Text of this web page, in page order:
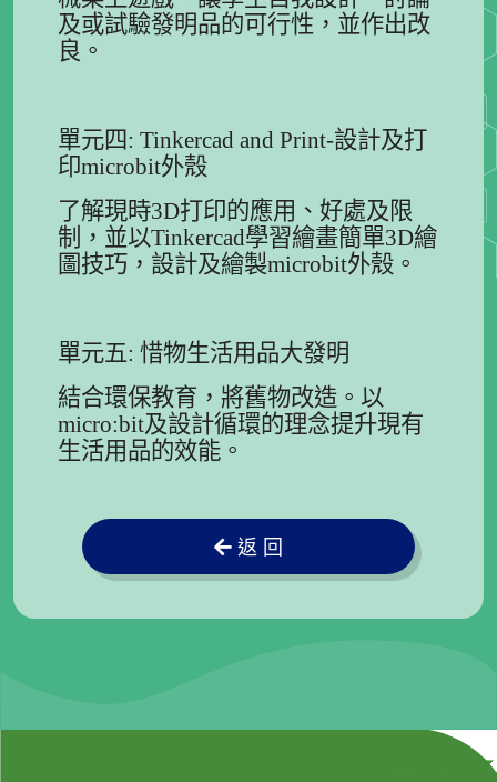
及或試驗發明品的可行性，並作出改
良。
單元四: Tinkercad and Print-設計及打
印microbit外殼
了解現時3D打印的應用、好處及限
制，並以Tinkercad學習繪畫簡單3D繪
圖技巧，設計及繪製microbit外殼。
單元五: 惜物生活用品大發明
結合環保教育，將舊物改造。以
micro:bit及設計循環的理念提升現有
生活用品的效能。
返 回